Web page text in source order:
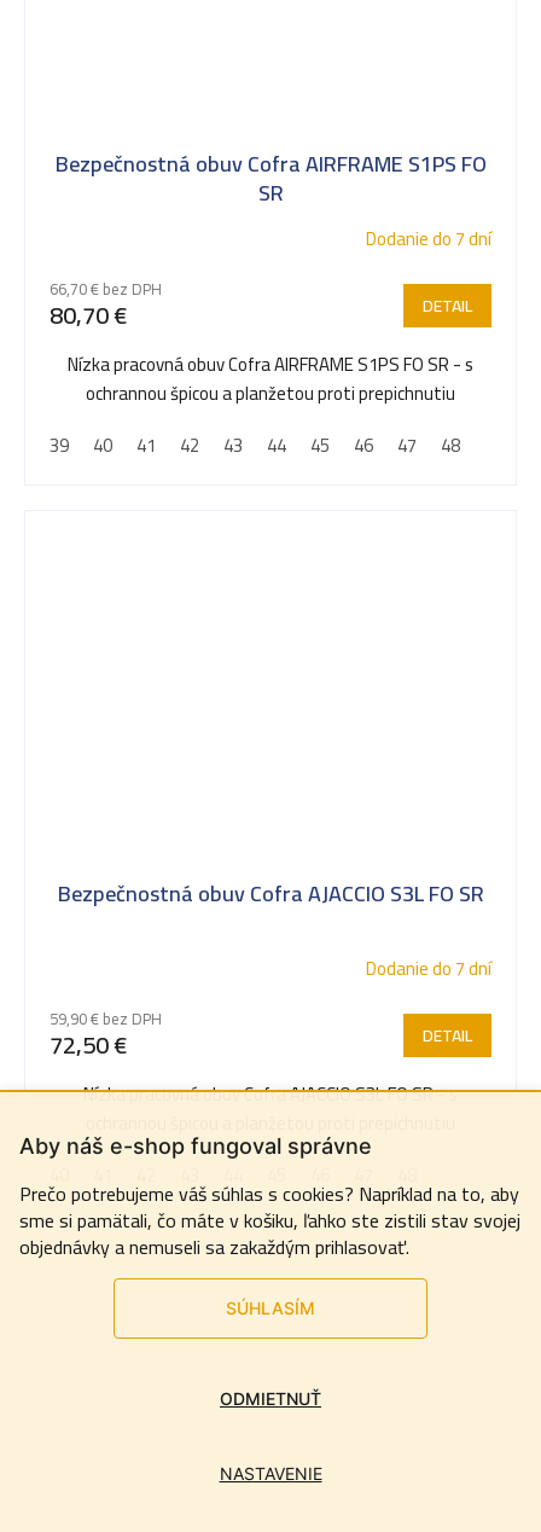
Aby náš e-shop fungoval správne
Prečo potrebujeme váš súhlas s cookies? Napríklad na to, aby
sme si pamätali, čo máte v košiku, ľahko ste zistili stav svojej
objednávky a nemuseli sa zakaždým prihlasovať.
SÚHLASÍM
NASTAVENIE
ODMIETNUŤ
Bezpečnostná obuv Cofra AIRFRAME S1PS FO
SR
Dodanie do 7 dní
66,70 € bez DPH
80,70 € DETAIL
Nízka pracovná obuv Cofra AIRFRAME S1PS FO SR - s
ochrannou špicou a planžetou proti prepichnutiu
39
40 41 42 43 44 45 46 47 48
Bezpečnostná obuv Cofra AJACCIO S3L FO SR
Dodanie do 7 dní
59,90 € bez DPH
72,50 € DETAIL
Nízka pracovná obuv Cofra AJACCIO S3L FO SR - s